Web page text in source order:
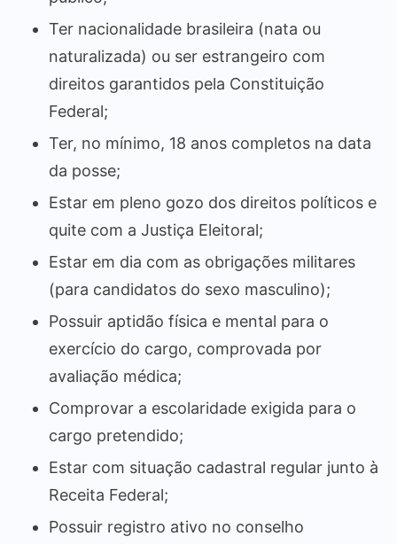
Ter nacionalidade brasileira (nata ou
naturalizada) ou ser estrangeiro com
direitos garantidos pela Constituição
Federal;
Ter, no mínimo, 18 anos completos na data
da posse;
Estar em pleno gozo dos direitos políticos e
quite com a Justiça Eleitoral;
Estar em dia com as obrigações militares
(para candidatos do sexo masculino);
Possuir aptidão física e mental para o
exercício do cargo, comprovada por
avaliação médica;
Comprovar a escolaridade exigida para o
cargo pretendido;
Estar com situação cadastral regular junto à
Receita Federal;
Possuir registro ativo no conselho